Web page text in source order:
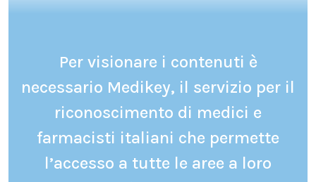
Per visionare i contenuti è
necessario Medikey, il servizio per il
riconoscimento di medici e
farmacisti italiani che permette
l’accesso a tutte le aree a loro